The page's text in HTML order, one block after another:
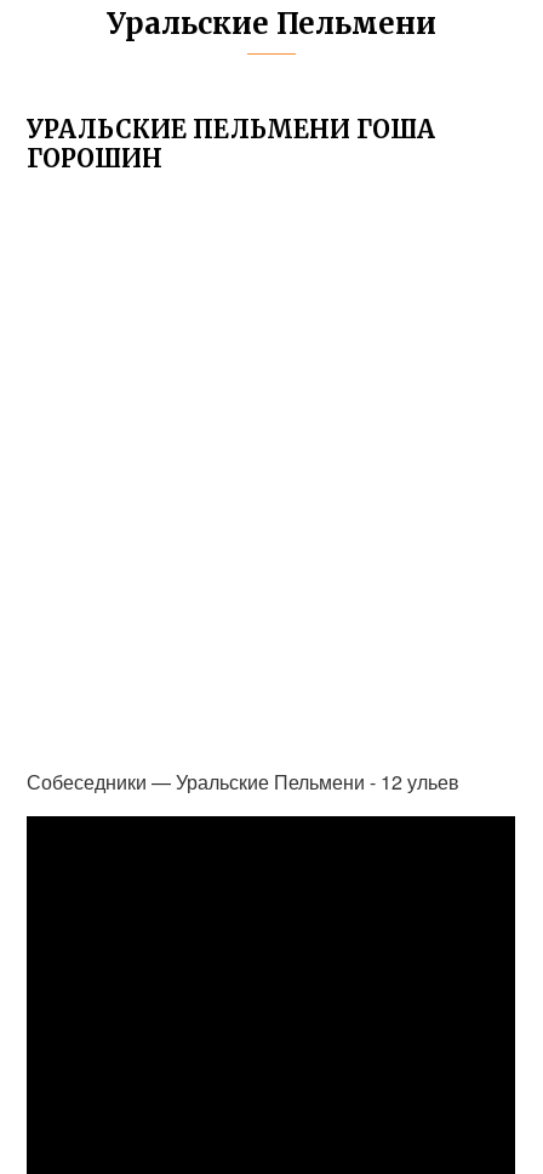
Уральские Пельмени
УРАЛЬСКИЕ ПЕЛЬМЕНИ ГОША
ГОРОШИН
Собеседники — Уральские Пельмени - 12 ульев